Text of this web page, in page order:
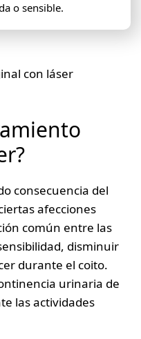
o sensible.
consecuencia del
afecciones
común entre las
disminuir
durante el coito.
urinaria de
las actividades